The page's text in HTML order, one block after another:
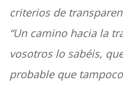
criterios de
“Un camino hacia la
vosotros lo sabéis,
probable que